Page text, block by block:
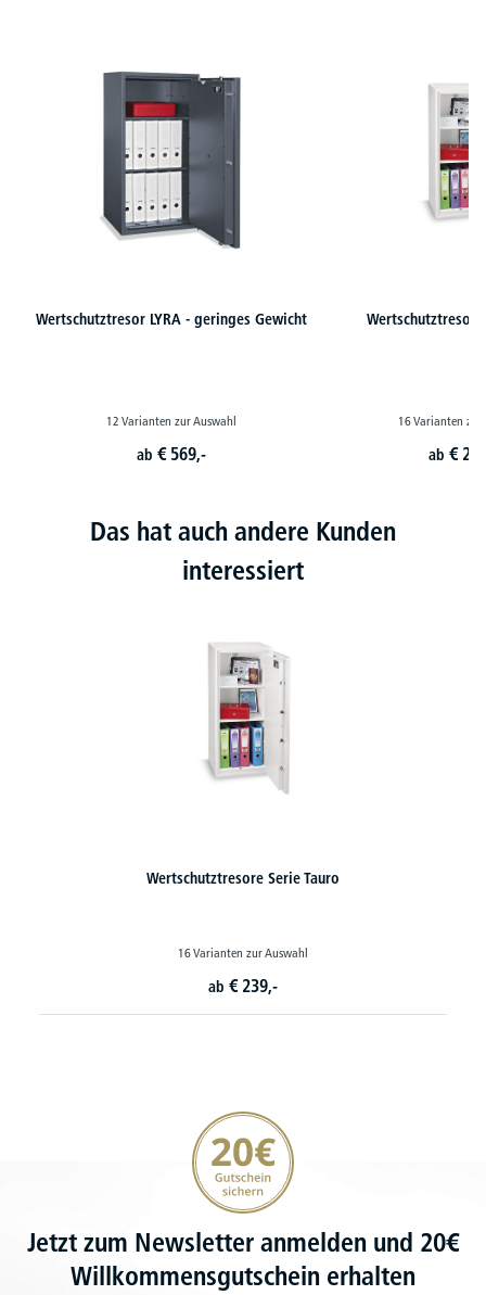
Wertschutztresor LYRA - geringes Gewicht
12 Varianten zur Auswahl
ab€ 569,-
16 Varianten zur
ab€
Das hat auch andere Kunden
interessiert
Wertschutztresore Serie Tauro
16 Varianten zur Auswahl
ab € 239,-
20€ Gutschein sichern
Jetzt zum Newsletter anmelden und 20€
Willkommensgutschein erhalten